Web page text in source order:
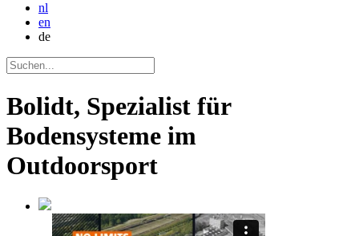
nl
en
de
Bolidt, Spezialist für
Bodensysteme im
Outdoorsport